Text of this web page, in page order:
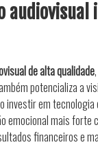
audiovisual
de alta qualidade
potencializa a
investir em
emocional mais
financeiros e